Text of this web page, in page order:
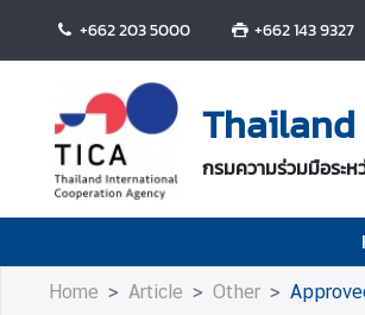
+662 203 5000 +662 143 9327
Thailand
กรมความร่วมมือระห
o
m
e
A
o
u
Home Article Other